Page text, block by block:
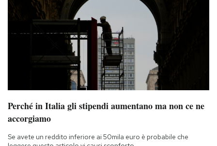
Perché in Italia gli stipendi aumentano ma non ce ne
accorgiamo
Se avete un reddito inferiore ai 50mila euro è probabile che